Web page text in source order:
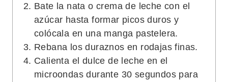
Bate la nata o crema de leche con el
azúcar hasta formar picos duros y
colócala en una manga pastelera.
Rebana los duraznos en rodajas finas.
Calienta el dulce de leche en el
microondas durante 30 segundos para